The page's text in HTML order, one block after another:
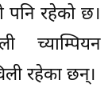
पनि रहेको छ।
च्याम्पियन
रहेका छन्।